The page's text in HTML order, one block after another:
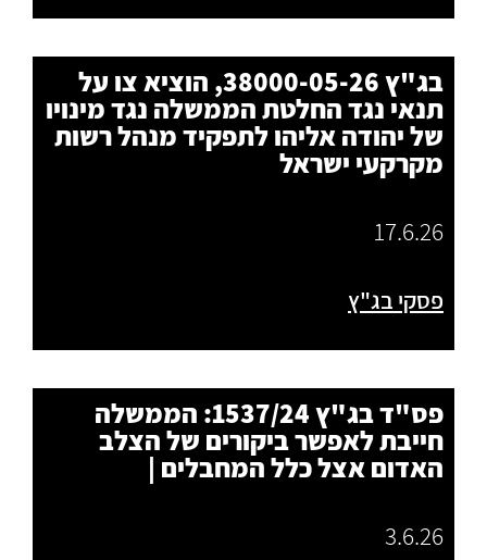
בג"ץ 38000-05-26, הוציא צו על
תנאי נגד החלטת הממשלה נגד מינויו
של יהודה אליהו לתפקיד מנהל רשות
מקרקעי ישראל
17.6.26
פסקי בג"ץ
פס"ד בג"ץ 1537/24: הממשלה
חייבת לאפשר ביקורים של הצלב
האדום אצל כלל המחבלים |
3.6.26